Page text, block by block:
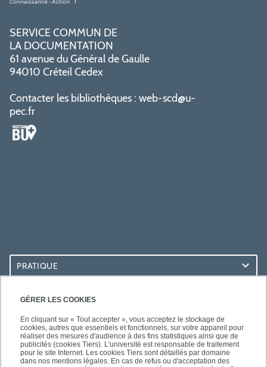
GÉRER LES COOKIES
En cliquant sur « Tout accepter », vous acceptez le stockage de
cookies, autres que essentiels et fonctionnels, sur votre appareil pour
réaliser des mesures d'audience à des fins statistiques ainsi que de
publicités (cookies Tiers). L'université est responsable de traitement
pour le site Internet. Les cookies Tiers sont détaillés par domaine
dans nos mentions légales. En cas de refus ou d'acceptation des
SERVICE COMMUN DE
LA DOCUMENTATION
61 avenue du Général de Gaulle
94010 Créteil Cedex
Contacter les bibliothèques : web-scd@u-
pec.fr
PRATIQUE
ACCÈS RAPIDES
LES BU SUR...